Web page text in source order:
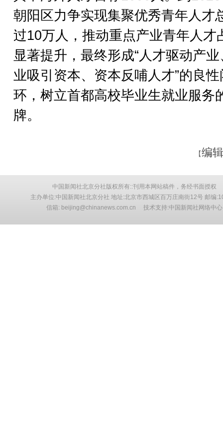
朝阳区力争实现集聚优秀青年人才
过10万人，推动重点产业青年人才
显著提升，最终形成“人才驱动产
业吸引资本、资本反哺人才”的良性
环，树立首都高校毕业生就业服务
牌。
【编
中国新闻社北京分社版权所有::刊用本网站稿件，务经书面授权
主办单位:中国新闻社北京分社 地址:北京市西城区百万庄南街12号 邮编
信箱: beijing@chinanews.com.cn 技术支持:中国新闻社网络中心